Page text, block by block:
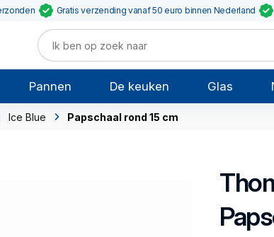
Gratis verzending vanaf 50 euro binnen Nederland
Pannen De keuken Glas
Ice Blue Papschaal rond 15 cm